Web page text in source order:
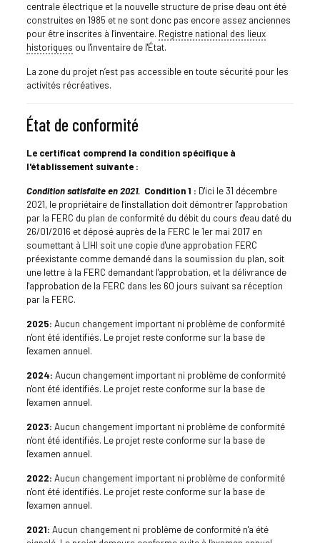
centrale électrique et la nouvelle structure de prise d'eau ont été
construites en 1985 et ne sont donc pas encore assez anciennes
pour être inscrites à l'inventaire. Registre national des lieux
historiques ou l'inventaire de l'État.
La zone du projet n’est pas accessible en toute sécurité pour les
activités récréatives.
État de conformité
Le certificat comprend la condition spécifique à
l'établissement suivante :
Condition satisfaite en 2021.Condition 1 : D'ici le 31 décembre
2021, le propriétaire de l'installation doit démontrer l'approbation
par la FERC du plan de conformité du débit du cours d'eau daté du
26/01/2016 et déposé auprès de la FERC le 1er mai 2017 en
soumettant à LIHI soit une copie d'une approbation FERC
préexistante comme demandé dans la soumission du plan, soit
une lettre à la FERC demandant l'approbation, et la délivrance de
l'approbation de la FERC dans les 60 jours suivant sa réception
par la FERC.
2025: Aucun changement important ni problème de conformité
n'ont été identifiés. Le projet reste conforme sur la base de
l'examen annuel.
2024: Aucun changement important ni problème de conformité
n'ont été identifiés. Le projet reste conforme sur la base de
l'examen annuel.
2023: Aucun changement important ni problème de conformité
n'ont été identifiés. Le projet reste conforme sur la base de
l'examen annuel.
2022: Aucun changement important ni problème de conformité
n'ont été identifiés. Le projet reste conforme sur la base de
l'examen annuel.
2021: Aucun changement ni problème de conformité n'a été